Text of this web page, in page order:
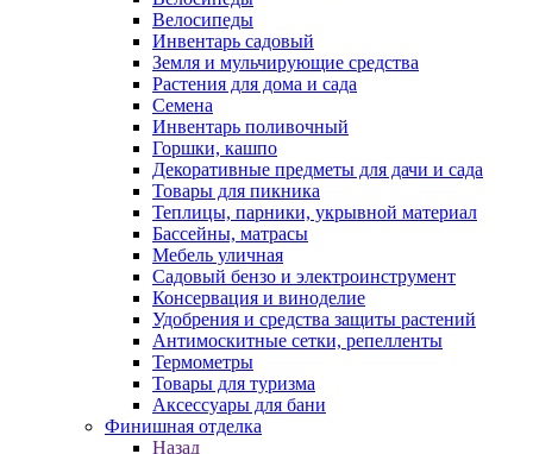
Велосипеды
Инвентарь садовый
Земля и мульчирующие средства
Растения для дома и сада
Семена
Инвентарь поливочный
Горшки, кашпо
Декоративные предметы для дачи и сада
Товары для пикника
Теплицы, парники, укрывной материал
Бассейны, матрасы
Мебель уличная
Садовый бензо и электроинструмент
Консервация и виноделие
Удобрения и средства защиты растений
Антимоскитные сетки, репелленты
Термометры
Товары для туризма
Аксессуары для бани
Финишная отделка
Назад